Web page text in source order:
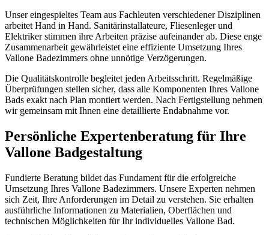
Unser eingespieltes Team aus Fachleuten verschiedener Disziplinen
arbeitet Hand in Hand. Sanitärinstallateure, Fliesenleger und
Elektriker stimmen ihre Arbeiten präzise aufeinander ab. Diese enge
Zusammenarbeit gewährleistet eine effiziente Umsetzung Ihres
Vallone Badezimmers ohne unnötige Verzögerungen.
Die Qualitätskontrolle begleitet jeden Arbeitsschritt. Regelmäßige
Überprüfungen stellen sicher, dass alle Komponenten Ihres Vallone
Bads exakt nach Plan montiert werden. Nach Fertigstellung nehmen
wir gemeinsam mit Ihnen eine detaillierte Endabnahme vor.
Persönliche Expertenberatung für Ihre
Vallone Badgestaltung
Fundierte Beratung bildet das Fundament für die erfolgreiche
Umsetzung Ihres Vallone Badezimmers. Unsere Experten nehmen
sich Zeit, Ihre Anforderungen im Detail zu verstehen. Sie erhalten
ausführliche Informationen zu Materialien, Oberflächen und
technischen Möglichkeiten für Ihr individuelles Vallone Bad.